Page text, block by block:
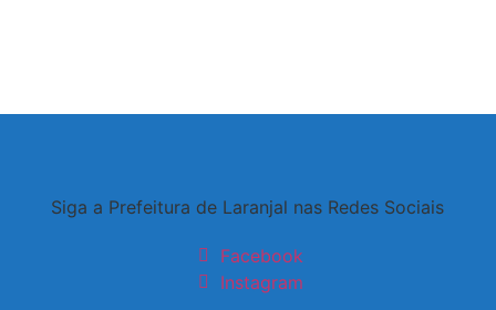
Siga a Prefeitura de Laranjal nas Redes Sociais
Facebook
Instagram